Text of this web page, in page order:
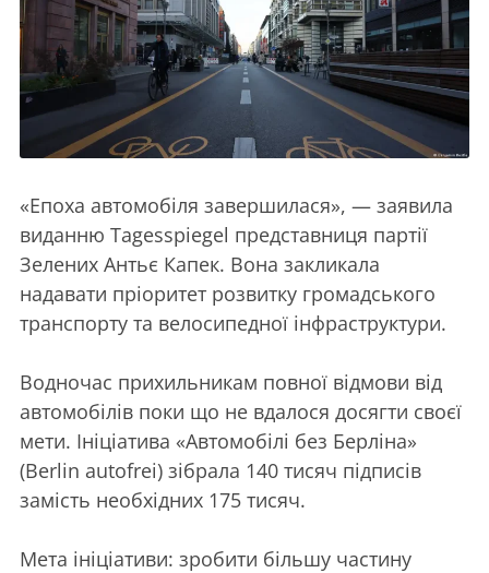
«Епоха автомобіля завершилася», — заявила
виданню Tagesspiegel представниця партії
Зелених Антьє Капек. Вона закликала
надавати пріоритет розвитку громадського
транспорту та велосипедної інфраструктури.
Водночас прихильникам повної відмови від
автомобілів поки що не вдалося досягти своєї
мети. Ініціатива «Автомобілі без Берліна»
(Berlin autofrei) зібрала 140 тисяч підписів
замість необхідних 175 тисяч.
Мета ініціативи: зробити більшу частину